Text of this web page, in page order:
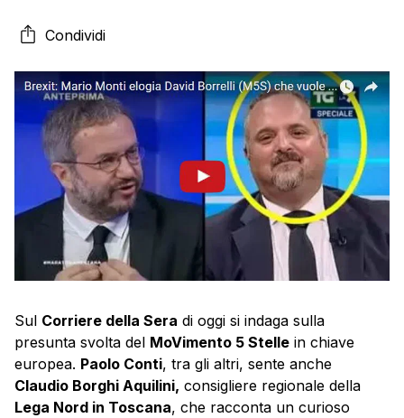
Condividi
Sul Corriere della Sera di oggi si indaga sulla
presunta svolta del MoVimento 5 Stelle in chiave
europea. Paolo Conti, tra gli altri, sente anche
Claudio Borghi Aquilini, consigliere regionale della
Lega Nord in Toscana, che racconta un curioso